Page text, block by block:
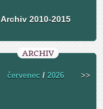
Archiv 2010-2015
ARCHIV
červenec /2026 >>